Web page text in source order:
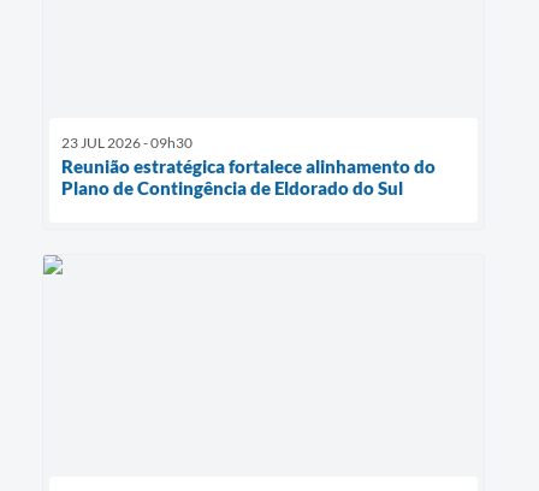
23 JUL 2026 - 09h30
Reunião estratégica fortalece alinhamento do
Plano de Contingência de Eldorado do Sul